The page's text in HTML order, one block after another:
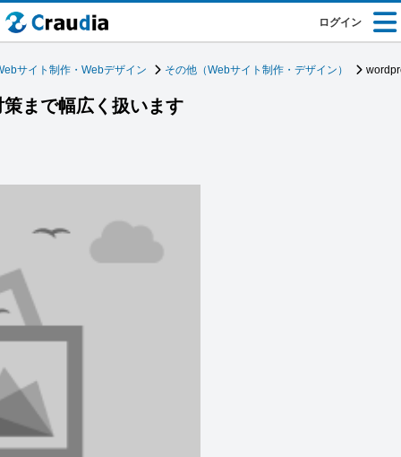
ログイン
サイト制作・Webデザイン その他（Webサイト制作・デザイン）
まで幅広く扱います